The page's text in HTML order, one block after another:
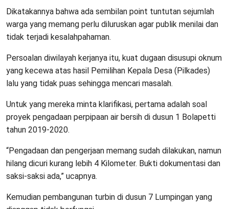
Dikatakannya bahwa ada sembilan point tuntutan sejumlah
warga yang memang perlu diluruskan agar publik menilai dan
tidak terjadi kesalahpahaman.
Persoalan diwilayah kerjanya itu, kuat dugaan disusupi oknum
yang kecewa atas hasil Pemilihan Kepala Desa (Pilkades)
lalu yang tidak puas sehingga mencari masalah.
Untuk yang mereka minta klarifikasi, pertama adalah soal
proyek pengadaan perpipaan air bersih di dusun 1 Bolapetti
tahun 2019-2020.
“Pengadaan dan pengerjaan memang sudah dilakukan, namun
hilang dicuri kurang lebih 4 Kilometer. Bukti dokumentasi dan
saksi-saksi ada,” ucapnya.
Kemudian pembangunan turbin di dusun 7 Lumpingan yang